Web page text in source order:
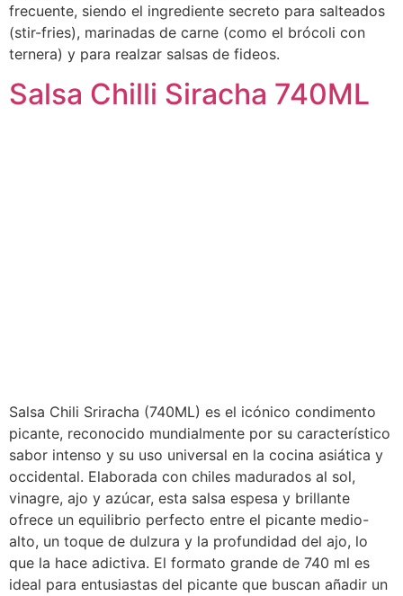
frecuente, siendo el ingrediente secreto para salteados
(stir-fries), marinadas de carne (como el brócoli con
ternera) y para realzar salsas de fideos.
Salsa Chilli Siracha 740ML
Salsa Chili Sriracha (740ML) es el icónico condimento
picante, reconocido mundialmente por su característico
sabor intenso y su uso universal en la cocina asiática y
occidental. Elaborada con chiles madurados al sol,
vinagre, ajo y azúcar, esta salsa espesa y brillante
ofrece un equilibrio perfecto entre el picante medio-
alto, un toque de dulzura y la profundidad del ajo, lo
que la hace adictiva. El formato grande de 740 ml es
ideal para entusiastas del picante que buscan añadir un